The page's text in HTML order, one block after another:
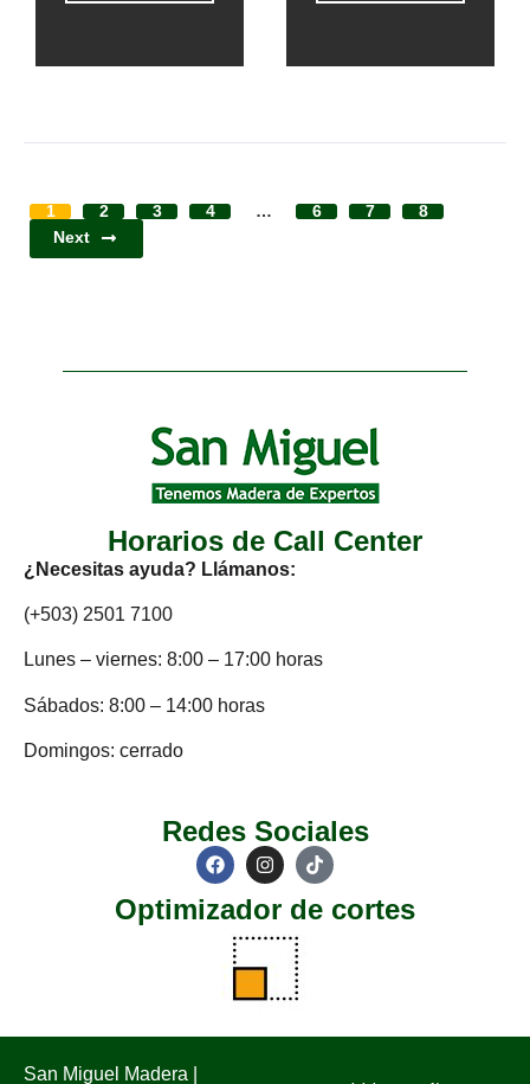
1 2 3 4 … 6 7
8
Next
Horarios de Call Center
¿Necesitas ayuda? Llámanos:
(+503) 2501 7100
Lunes – viernes: 8:00 – 17:00 horas
Sábados: 8:00 – 14:00 horas
Domingos: cerrado
Redes Sociales
Optimizador de cortes
San Miguel Madera |